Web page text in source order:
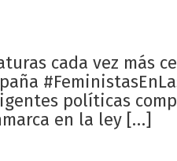
cada vez más
políticas
en la ley […]